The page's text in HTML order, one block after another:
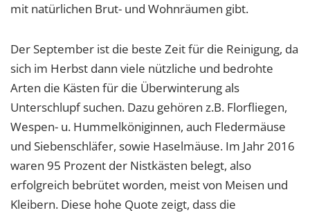
mit natürlichen Brut- und Wohnräumen gibt.
Der September ist die beste Zeit für die Reinigung, da
sich im Herbst dann viele nützliche und bedrohte
Arten die Kästen für die Überwinterung als
Unterschlupf suchen. Dazu gehören z.B. Florfliegen,
Wespen- u. Hummelköniginnen, auch Fledermäuse
und Siebenschläfer, sowie Haselmäuse. Im Jahr 2016
waren 95 Prozent der Nistkästen belegt, also
erfolgreich bebrütet worden, meist von Meisen und
Kleibern. Diese hohe Quote zeigt, dass die